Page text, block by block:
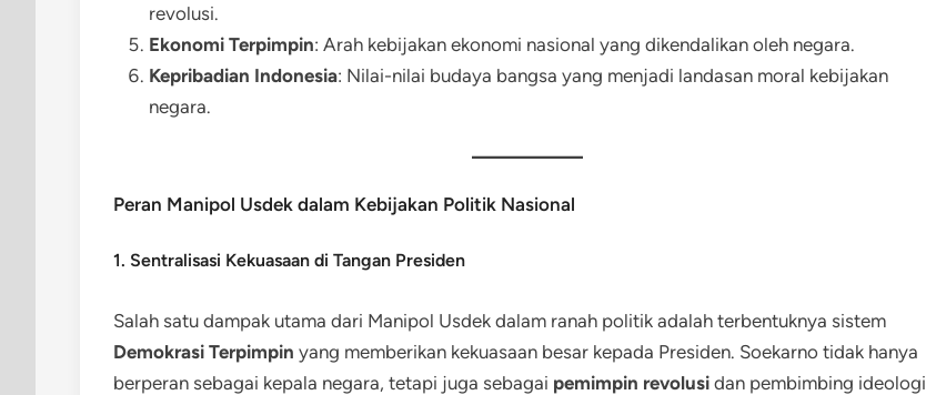
revolusi.
Ekonomi Terpimpin: Arah kebijakan ekonomi nasional yang dikendalikan oleh negara.
Kepribadian Indonesia: Nilai-nilai budaya bangsa yang menjadi landasan moral kebijakan
negara.
Peran Manipol Usdek dalam Kebijakan Politik Nasional
1. Sentralisasi Kekuasaan di Tangan Presiden
Salah satu dampak utama dari Manipol Usdek dalam ranah politik adalah terbentuknya sistem
Demokrasi Terpimpin yang memberikan kekuasaan besar kepada Presiden. Soekarno tidak hanya
berperan sebagai kepala negara, tetapi juga sebagai pemimpin revolusi dan pembimbing ideologi